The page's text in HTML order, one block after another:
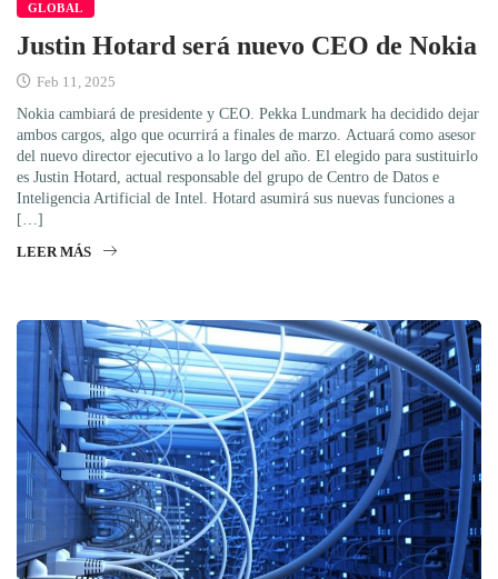
GLOBAL
Justin Hotard será nuevo CEO de Nokia
Feb 11, 2025
Nokia cambiará de presidente y CEO. Pekka Lundmark ha decidido dejar
ambos cargos, algo que ocurrirá a finales de marzo. Actuará como asesor
del nuevo director ejecutivo a lo largo del año. El elegido para sustituirlo
es Justin Hotard, actual responsable del grupo de Centro de Datos e
Inteligencia Artificial de Intel. Hotard asumirá sus nuevas funciones a
[…]
LEER MÁS